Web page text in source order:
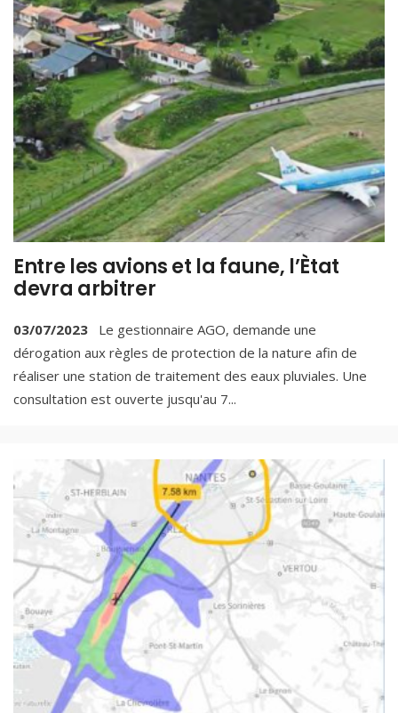
Entre les avions et la faune, l’Ètat
devra arbitrer
03/07/2023
Le gestionnaire AGO, demande une
dérogation aux règles de protection de la nature afin de
réaliser une station de traitement des eaux pluviales. Une
consultation est ouverte jusqu'au 7...